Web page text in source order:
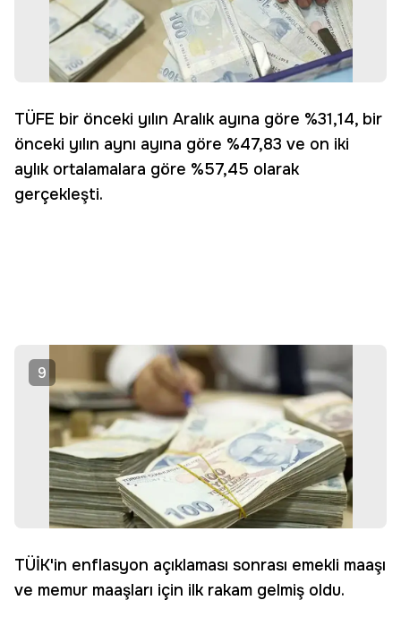
TÜFE bir önceki yılın Aralık ayına göre %31,14, bir
önceki yılın aynı ayına göre %47,83 ve on iki
aylık ortalamalara göre %57,45 olarak
gerçekleşti.
9
TÜİK'in enflasyon açıklaması sonrası emekli maaşı
ve memur maaşları için ilk rakam gelmiş oldu.